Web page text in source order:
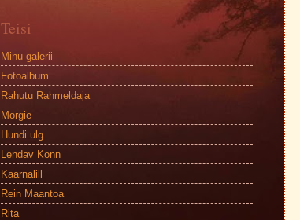
Teisi
Minu galerii
Fotoalbum
Rahutu Rahmeldaja
Morgie
Hundi ulg
Lendav Konn
Kaarnalill
Rein Maantoa
Rita